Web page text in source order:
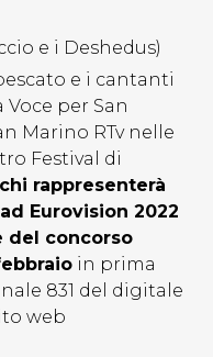
e i Deshedus)
e i cantanti
per San
Marino RTv nelle
Festival di
rappresenterà
Eurovision 2022
del concorso
in prima
831 del digitale
web